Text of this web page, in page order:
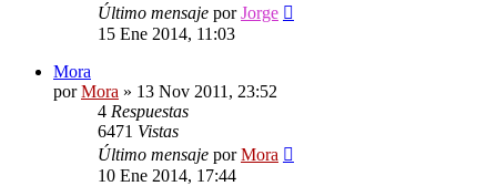
Último mensaje porJorge
15 Ene 2014, 11:03
Mora
porMora » 13 Nov 2011, 23:52
4 Respuestas
6471 Vistas
Último mensaje porMora
10 Ene 2014, 17:44